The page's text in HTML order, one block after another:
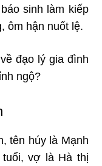
sinh làm kiếp
ôm hận nuốt lệ.
đạo lý gia đình
ngộ?
tên húy là Mạnh
vợ là Hà thị